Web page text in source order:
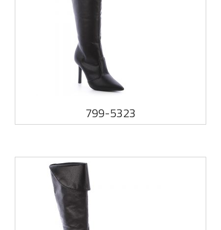
799-5323